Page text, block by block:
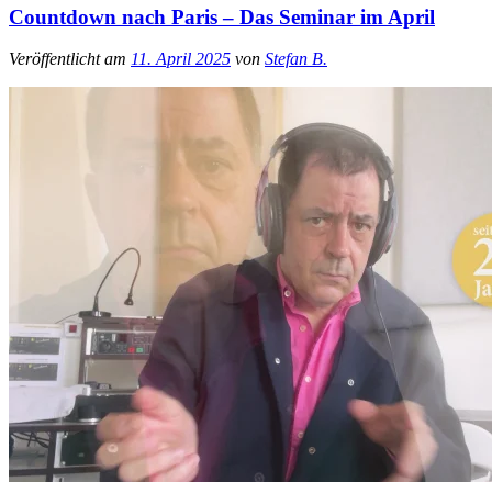
Countdown nach Paris – Das Seminar im April
Veröffentlicht am 11. April 2025 von Stefan B.